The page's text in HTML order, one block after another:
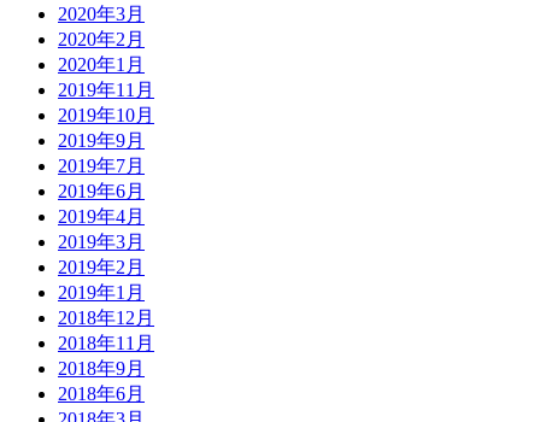
2020年3月
2020年2月
2020年1月
2019年11月
2019年10月
2019年9月
2019年7月
2019年6月
2019年4月
2019年3月
2019年2月
2019年1月
2018年12月
2018年11月
2018年9月
2018年6月